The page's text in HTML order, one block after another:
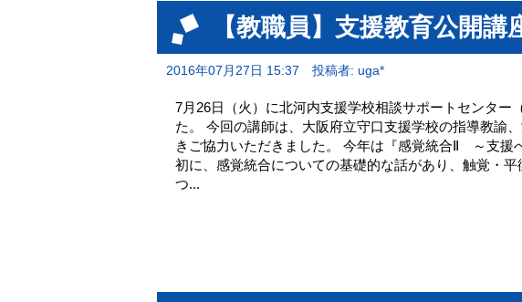
【教職員】支援教育公開
2016年07月27日 15:37 投稿者: uga*
7月26日（火）に北河内支援学校相談サポートセンター
た。 今回の講師は、大阪府立守口支援学校の指導教諭
きご協力いただきました。 今年は『感覚統合Ⅱ ～支
初に、感覚統合についての基礎的な話があり、触覚・
つ...